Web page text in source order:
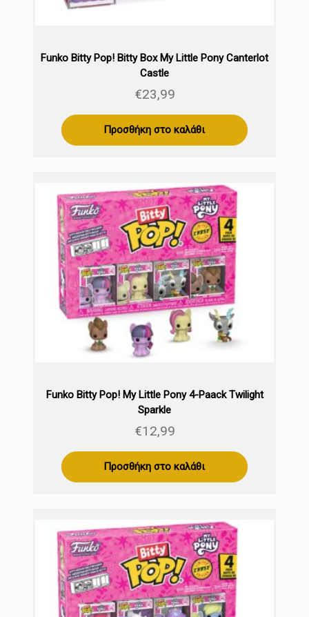
Funko Bitty Pop! Bitty Box My Little Pony Canterlot
Castle
€23,99
Προσθήκη στο καλάθι
Funko Bitty Pop! My Little Pony 4-Paack Twilight
Sparkle
€12,99
Προσθήκη στο καλάθι